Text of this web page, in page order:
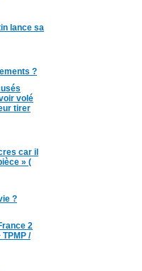
lance sa
?
volé
tirer
car il
» (
?
2
/